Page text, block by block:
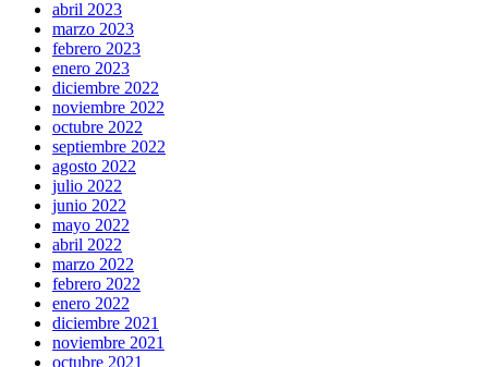
abril 2023
marzo 2023
febrero 2023
enero 2023
diciembre 2022
noviembre 2022
octubre 2022
septiembre 2022
agosto 2022
julio 2022
junio 2022
mayo 2022
abril 2022
marzo 2022
febrero 2022
enero 2022
diciembre 2021
noviembre 2021
octubre 2021